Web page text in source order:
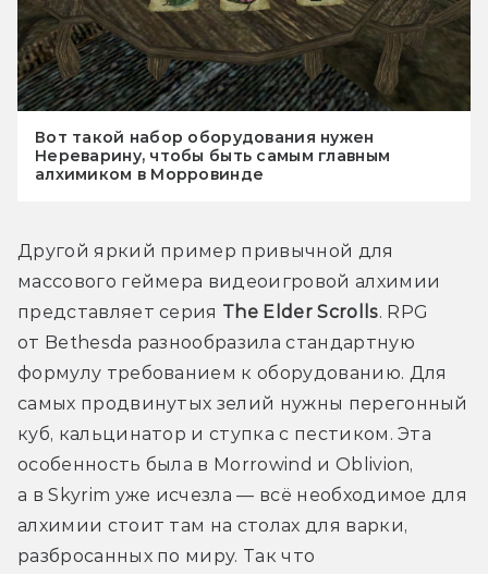
Вот такой набор оборудования нужен
Нереварину, чтобы быть самым главным
алхимиком в Морровинде
Другой яркий пример привычной для
массового геймера видеоигровой алхимии
представляет серия The Elder Scrolls. RPG
от Bethesda разнообразила стандартную
формулу требованием к оборудованию. Для
самых продвинутых зелий нужны перегонный
куб, кальцинатор и ступка с пестиком. Эта
особенность была в Morrowind и Oblivion,
а в Skyrim уже исчезла — всё необходимое для
алхимии стоит там на столах для варки,
разбросанных по миру. Так что